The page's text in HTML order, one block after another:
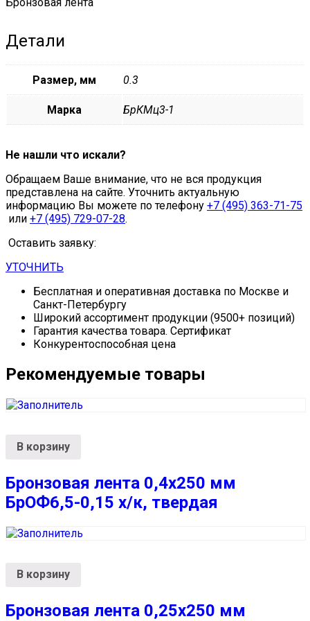
Бронзовая лента
Детали
Размер, мм 0.3
Марка БрКМц3-1
Не нашли что искали?
Обращаем Ваше внимание, что не вся продукция
представлена на сайте. Уточнить актуальную
информацию Вы можете по телефону +7 (495) 363-71-75
или +7 (495) 729-07-28.
Оставить заявку:
УТОЧНИТЬ
Бесплатная и оперативная доставка по Москве и
Санкт-Петербургу
Широкий ассортимент продукции (9500+ позиций)
Гарантия качества товара. Сертификат
Конкурентоспособная цена
Рекомендуемые товары
В корзину
Бронзовая лента 0,4х250 мм
БрОФ6,5-0,15 х/к, твердая
В корзину
Бронзовая лента 0,25х250 мм